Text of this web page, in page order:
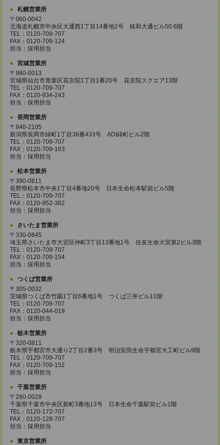
札幌営業所
〒060-0042
北海道札幌市中央区大通西1丁目14番地2号 桂和大通ビル50 6階
TEL：0120-709-707
FAX：0120-709-124
担当：採用担当
宮城営業所
〒980-0013
宮城県仙台市青葉区花京院1丁目1番20号 花京院スクエア13階
TEL：0120-709-707
FAX：0120-934-243
担当：採用担当
長岡営業所
〒940-2105
新潟県長岡市緑町1丁目38番433号 ADI緑町ビル2階
TEL：0120-709-707
FAX：0120-709-163
担当：採用担当
松本営業所
〒390-0811
長野県松本市中央1丁目4番地20号 日本生命松本駅前ビル5階
TEL：0120-709-707
FAX：0120-952-382
担当：採用担当
さいたま営業所
〒330-0845
埼玉県さいたま市大宮区仲町3丁目13番地1号 住友生命大宮第2ビル3階
TEL：0120-709-707
FAX：0120-709-154
担当：採用担当
つくば営業所
〒305-0032
茨城県つくば市竹園1丁目6番地1号 つくば三井ビル11階
TEL：0120-709-707
FAX：0120-044-019
担当：採用担当
栃木営業所
〒320-0811
栃木県宇都宮市大通り2丁目2番3号 明治安田生命宇都宮大工町ビル9階
TEL：0120-709-707
FAX：0120-709-152
担当：採用担当
千葉営業所
〒260-0028
千葉県千葉市中央区新町3番地13号 日本生命千葉駅前ビル1階
TEL：0120-172-707
FAX：0120-128-707
担当：採用担当
東京営業所